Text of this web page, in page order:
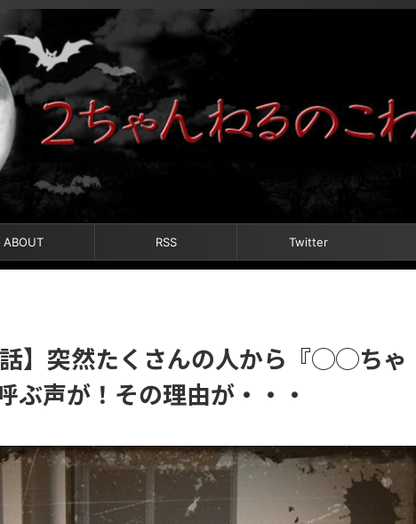
ABOUT RSS Twitter
話】突然たくさんの人から『◯◯ちゃ
ぶ声が！その理由が・・・